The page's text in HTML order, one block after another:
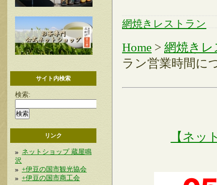
サイト内検索
検索:
リンク
ネットショップ 蔵屋鳴
沢
+伊豆の国市観光協会
+伊豆の国市商工会
網焼きレストラン
Home > 網焼き
ラン営業時間に
【ネッ